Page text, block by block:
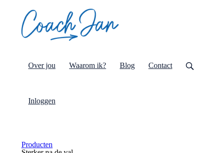
Over jou Waarom ik? Blog Contact
Inloggen
Producten